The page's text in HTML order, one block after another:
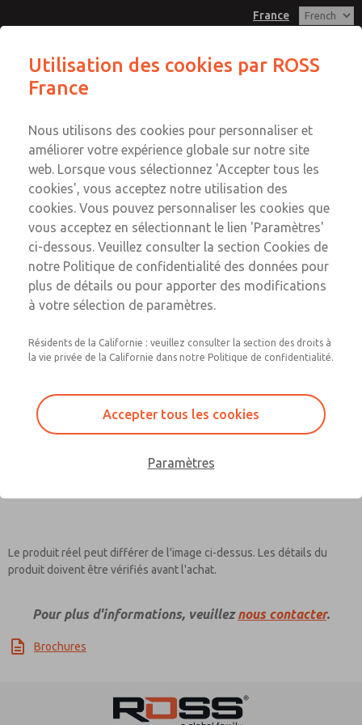
France
Connexion
Inscription
Série AGRCZO-A/AEB/AES
Vannes de Réduction Proportionnelles Numériques,
Pilotés, sans Transducteur, ISO 5781
Le produit réel peut différer de l'image ci-dessus. Les détails du
produit doivent être vérifiés avant l'achat.
Pour plus d'informations, veuilleznous contacter.
Brochures
Information
×
Utilisation des cookies par ROSS
France
Nous utilisons des cookies pour personnaliser et
améliorer votre expérience globale sur notre site
web. Lorsque vous sélectionnez 'Accepter tous les
cookies', vous acceptez notre utilisation des
cookies. Vous pouvez personnaliser les cookies que
vous acceptez en sélectionnant le lien 'Paramètres'
ci-dessous. Veuillez consulter la section Cookies de
notre Politique de confidentialité des données pour
plus de détails ou pour apporter des modifications
à votre sélection de paramètres.
Résidents de la Californie : veuillez consulter la section des droits à
la vie privée de la Californie dans notre Politique de confidentialité.
Accepter tous les cookies
Paramètres